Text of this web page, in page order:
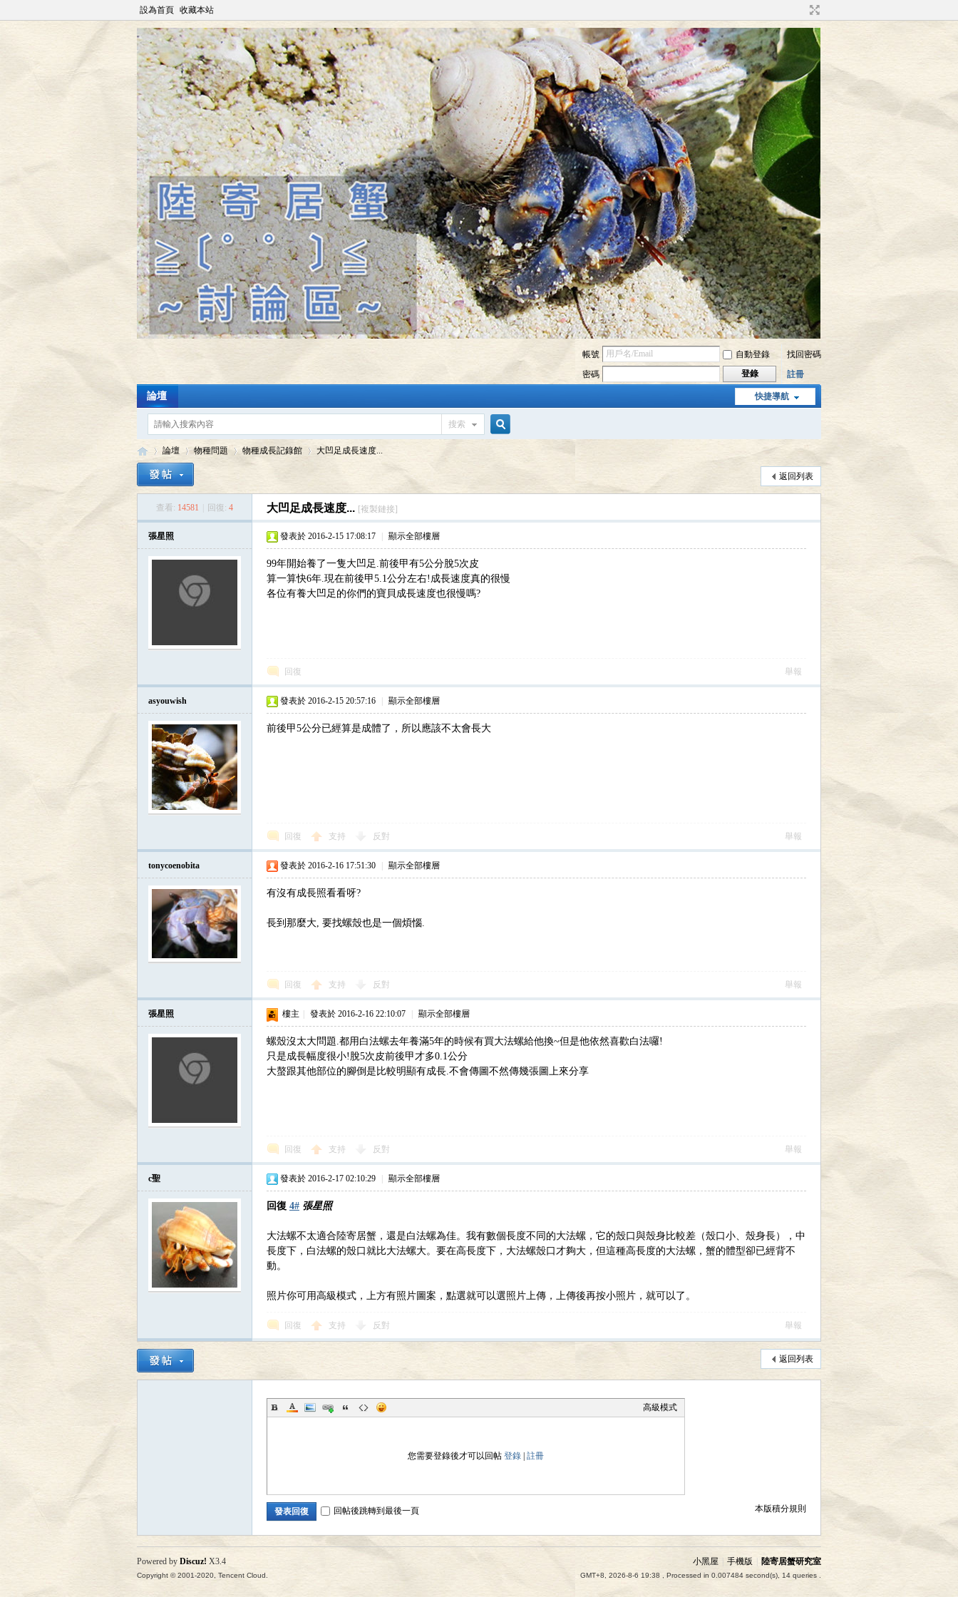
設為首頁 收藏本站
帳號 自動登錄
找回密碼
密碼
登錄 註冊
快捷導航
論壇
搜索
論壇
›
物種問題
›
物種成長記錄館
›
大凹足成長速度...
返回列表
查看: 14581 回復: 4 大凹足成長速度... [複製鏈接]
張星照 發表於 2016-2-15 17:08:17 顯示全部樓層
99年開始養了一隻大凹足.前後甲有5公分脫5次皮
算一算快6年.現在前後甲5.1公分左右!成長速度真的很慢
各位有養大凹足的你們的寶貝成長速度也很慢嗎?
回復 舉報
asyouwish 發表於 2016-2-15 20:57:16 顯示全部樓層
前後甲5公分已經算是成體了，所以應該不太會長大
回復 支持 反對 舉報
tonycoenobita 發表於 2016-2-16 17:51:30 顯示全部樓層
有沒有成長照看看呀?
長到那麼大, 要找螺殼也是一個煩惱.
回復 支持 反對 舉報
張星照 樓主 發表於 2016-2-16 22:10:07 顯示全部樓層
螺殼沒太大問題.都用白法螺去年養滿5年的時候有買大法螺給他換~但是他依然喜歡白法囉!
只是成長幅度很小!脫5次皮前後甲才多0.1公分
大螯跟其他部位的腳倒是比較明顯有成長.不會傳圖不然傳幾張圖上來分享
回復 支持 反對 舉報
c聖 發表於 2016-2-17 02:10:29 顯示全部樓層
回復 4# 張星照
大法螺不太適合陸寄居蟹，還是白法螺為佳。我有數個長度不同的大法螺，它的殼口與殼身比較差（殼口小、殼身長），中
長度下，白法螺的殼口就比大法螺大。要在高長度下，大法螺殼口才夠大，但這種高長度的大法螺，蟹的體型卻已經背不
動。
照片你可用高級模式，上方有照片圖案，點選就可以選照片上傳，上傳後再按小照片，就可以了。
回復 支持 反對 舉報
返回列表
高級模式
您需要登錄後才可以回帖 登錄 註冊
本版積分規則
發表回復 回帖後跳轉到最後一頁
小黑屋 手機版 陸寄居蟹研究室
GMT+8, 2026-8-6 19:38 , Processed in 0.007484 second(s), 14 queries .
Powered by Discuz! X3.4
Copyright © 2001-2020, Tencent Cloud.